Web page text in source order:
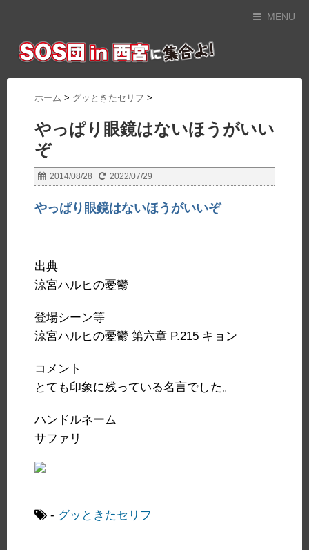
MENU
ホーム > グッときたセリフ >
やっぱり眼鏡はないほうがいい
ぞ
2014/08/28 2022/07/29
やっぱり眼鏡はないほうがいいぞ
出典
涼宮ハルヒの憂鬱
登場シーン等
涼宮ハルヒの憂鬱 第六章 P.215 キョン
コメント
とても印象に残っている名言でした。
ハンドルネーム
サファリ
- グッときたセリフ